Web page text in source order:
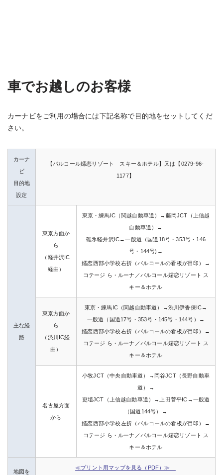
車でお越しのお客様
カーナビをご利用の場合には下記名称で目的地をセットしてくだ
さい。
カーナ
ビ
目的地
設定
【パルコール嬬恋リゾート スキー＆ホテル】又は【0279-96-
1177】
主な経
路
東京方面か
ら
（軽井沢IC
経由）
東京・練馬IC（関越自動車道）→藤岡JCT（上信越
自動車道）→
碓氷軽井沢IC→一般道（国道18号・353号・146
号・144号)→
嬬恋西部小学校右折（パルコールの看板が目印）→
コテージ ら・ルーナ／パルコール嬬恋リゾート ス
キー＆ホテル
東京方面か
ら
（渋川IC経
由）
東京・練馬IC（関越自動車道）→渋川伊香保IC→
一般道（国道17号・353号・145号・144号）→
嬬恋西部小学校右折（パルコールの看板が目印）→
コテージ ら・ルーナ／パルコール嬬恋リゾート ス
キー＆ホテル
名古屋方面
から
小牧JCT（中央自動車道）→岡谷JCT（長野自動車
道）→
更埴JCT（上信越自動車道）→上田菅平IC→一般道
（国道144号）→
嬬恋西部小学校左折（パルコールの看板が目印）→
コテージ ら・ルーナ／パルコール嬬恋リゾート ス
キー＆ホテル
地図を
≪プリント用マップを見る（PDF）≫